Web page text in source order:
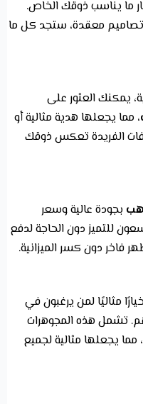
ما يناسب ذوقك الخاص.
معقدة، ستجد كل ما
يمكنك العثور على
، مما يجعلها هدية مثالية أو
الفريدة تعكس ذوقك
بجودة عالية وسعر
للتميز دون الحاجة لدفع
دون كسر الميزانية.
مثاليًا لمن يرغبون في
تشمل هذه المجوهرات
مما يجعلها مثالية لجميع